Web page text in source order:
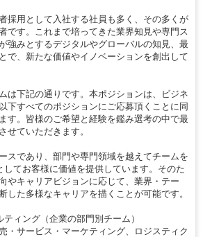
採用として入社する社員も多く、その多くが
です。これまで培ってきた業界知見や専門ス
強みとするデジタルやグローバルの知見、最
で、新たな価値やイノベーションを創出して
は下記の通りです。本ポジションは、ビジネ
下すべてのポジションにご応募頂くことに同
す。皆様のご希望と経験を鑑み選考の中で最
せていただきます。
スであり、部門や専門領域を越えてチームを
してお客様に価値を提供しています。そのた
やキャリアビジョンに応じて、業界・テー
した多様なキャリアを描くことが可能です。
ィング（企業の部門別チーム）
・サービス・マーケティング、ロジスティク